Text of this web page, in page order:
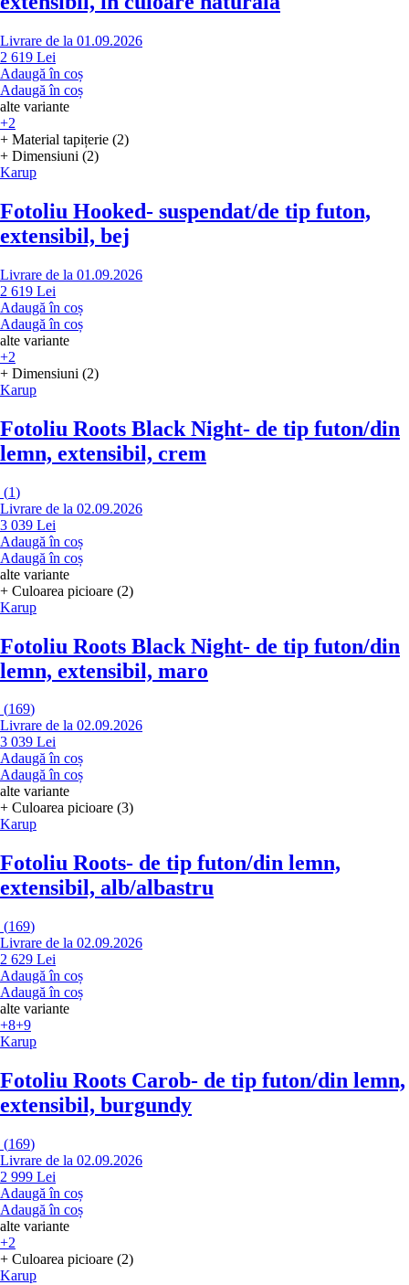
Livrare de la 01.09.2026
2 619 Lei
Adaugă în coș
Adaugă în coș
alte variante
+2
+ Material tapițerie (2)
+ Dimensiuni (2)
Karup
Fotoliu Hooked- suspendat/de tip futon,
extensibil, bej
Livrare de la 01.09.2026
2 619 Lei
Adaugă în coș
Adaugă în coș
alte variante
+2
+ Dimensiuni (2)
Karup
Fotoliu Roots Black Night- de tip futon/din
lemn, extensibil, crem
(1)
Livrare de la 02.09.2026
3 039 Lei
Adaugă în coș
Adaugă în coș
alte variante
+ Culoarea picioare (2)
Karup
Fotoliu Roots Black Night- de tip futon/din
lemn, extensibil, maro
(169)
Livrare de la 02.09.2026
3 039 Lei
Adaugă în coș
Adaugă în coș
alte variante
+ Culoarea picioare (3)
Karup
Fotoliu Roots- de tip futon/din lemn,
extensibil, alb/albastru
(169)
Livrare de la 02.09.2026
2 629 Lei
Adaugă în coș
Adaugă în coș
alte variante
+8+9
Karup
Fotoliu Roots Carob- de tip futon/din lemn,
extensibil, burgundy
(169)
Livrare de la 02.09.2026
2 999 Lei
Adaugă în coș
Adaugă în coș
alte variante
+2
+ Culoarea picioare (2)
Karup